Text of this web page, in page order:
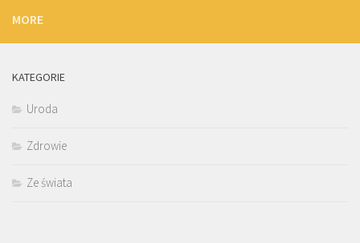
MORE
KATEGORIE
Uroda
Zdrowie
Ze świata